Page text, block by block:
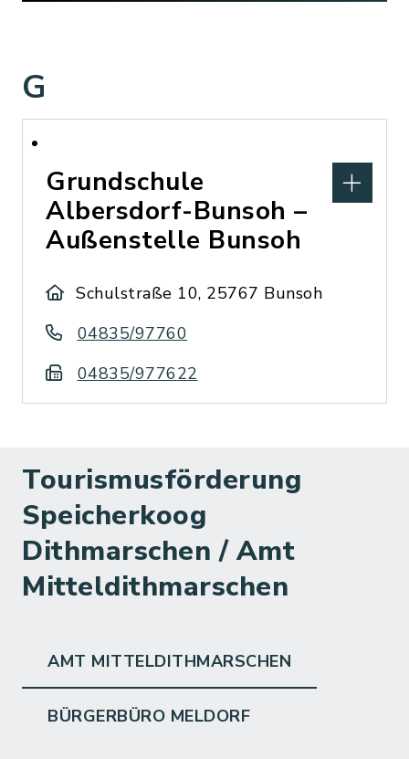
G
Grundschule
Albersdorf-Bunsoh –
Außenstelle Bunsoh
Schulstraße 10, 25767 Bunsoh
04835/97760
04835/977622
Tourismusförderung
Speicherkoog
Dithmarschen / Amt
Mitteldithmarschen
AMT MITTELDITHMARSCHEN
BÜRGERBÜRO MELDORF